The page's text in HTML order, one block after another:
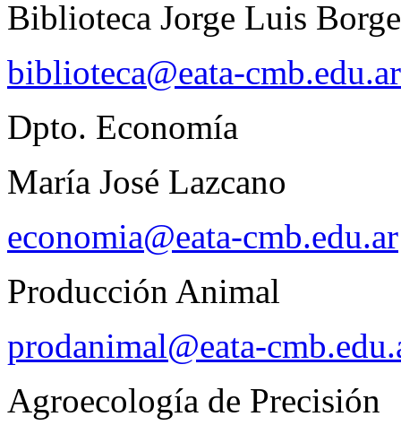
Biblioteca Jorge Luis
biblioteca@eata-cmb.edu.ar
Dpto. Economía
María José Lazcano
economia@eata-cmb.edu.ar
Producción Animal
prodanimal@eata-
Agroecología de Precisión